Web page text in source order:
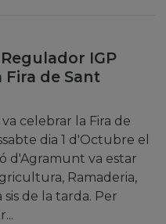
IGP
de Sant
celebrar la Fira de
dia 1 d'Octubre el
d'Agramunt va estar
Ramaderia,
de la tarda. Per